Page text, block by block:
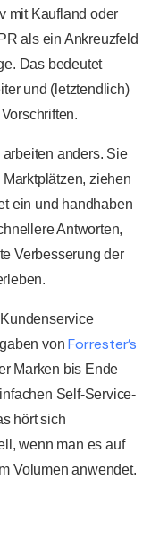
mit Kaufland oder
als ein Ankreuzfeld
Das bedeutet
und (letztendlich)
anders. Sie
ziehen
ein und handhaben
Antworten,
Verbesserung der
von Forrester’s
Marken bis Ende
Self-Service-
hört sich
wenn man es auf
Volumen anwendet.